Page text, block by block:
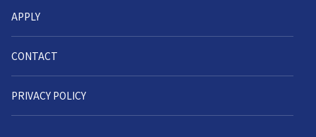
APPLY
CONTACT
PRIVACY POLICY